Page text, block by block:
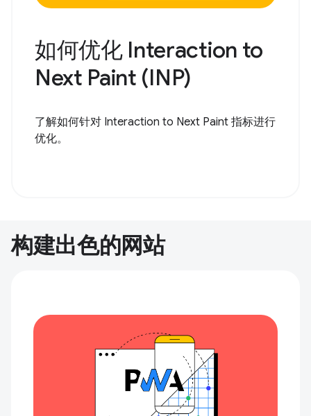
如何优化 Interaction to
Next Paint (INP)
了解如何针对 Interaction to Next Paint 指标进行
优化。
构建出色的网站